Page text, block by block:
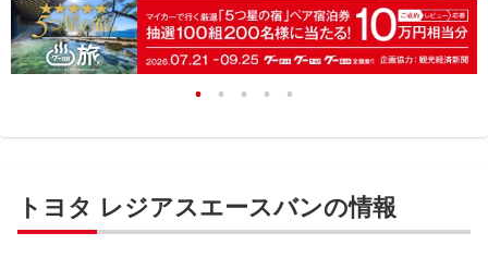
トヨタ レジアスエースバンの情報